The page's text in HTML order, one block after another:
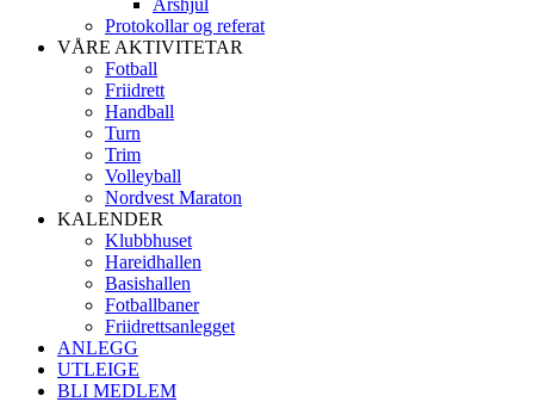
Årshjul
Protokollar og referat
VÅRE AKTIVITETAR
Fotball
Friidrett
Handball
Turn
Trim
Volleyball
Nordvest Maraton
KALENDER
Klubbhuset
Hareidhallen
Basishallen
Fotballbaner
Friidrettsanlegget
ANLEGG
UTLEIGE
BLI MEDLEM